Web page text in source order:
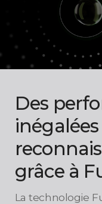
Des
grâce à
La technologie